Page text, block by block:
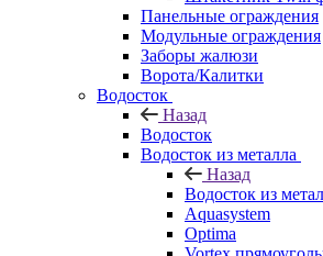
Панельные ограждения
Модульные ограждения
Заборы жалюзи
Ворота/Калитки
Водосток
Назад
Водосток
Водосток из металла
Назад
Водосток из
Aquasystem
Optima